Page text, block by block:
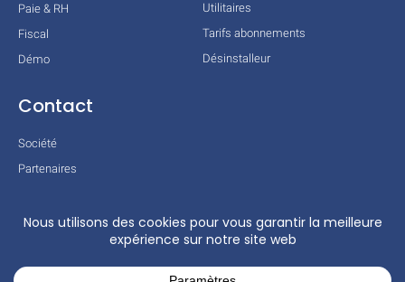
Paie & RH
Fiscal
Démo
Utilitaires
Tarifs abonnements
Désinstalleur
Contact
Société
Partenaires
Mentions légales
Conditions générales
Actualités